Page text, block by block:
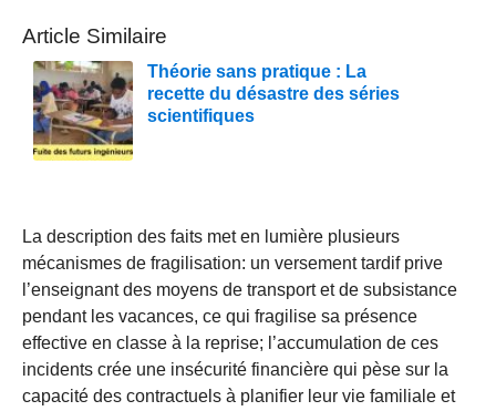
Article Similaire
Théorie sans pratique : La
recette du désastre des séries
scientifiques
La description des faits met en lumière plusieurs
mécanismes de fragilisation: un versement tardif prive
l’enseignant des moyens de transport et de subsistance
pendant les vacances, ce qui fragilise sa présence
effective en classe à la reprise; l’accumulation de ces
incidents crée une insécurité financière qui pèse sur la
capacité des contractuels à planifier leur vie familiale et